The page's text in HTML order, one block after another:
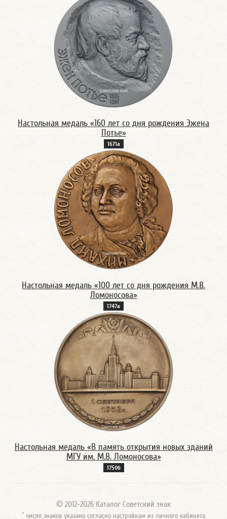
Настольная медаль «160 лет со дня рождения Эжена
Потье»
1671а
Настольная медаль «100 лет со дня рождения М.В.
Ломоносова»
1747а
Настольная медаль «В память открытия новых зданий
МГУ им. М.В. Ломоносова»
1750б
© 2012-2026 Каталог Советский знак
* число знаков указано согласно настройкам из личного кабинета